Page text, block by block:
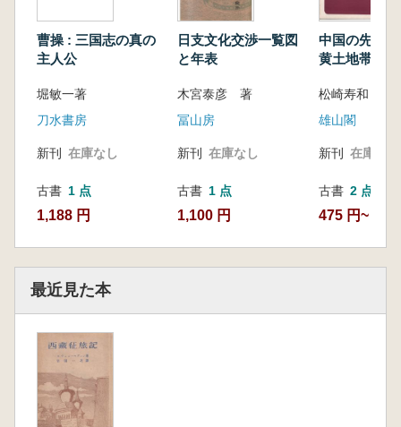
曹操 : 三国志の真の
主人公
堀敏一著
刀水書房
新刊 在庫なし
古書 1 点
1,188 円
日支文化交渉一覧図
と年表
木宮泰彦 著
冨山房
新刊 在庫なし
古書 1 点
1,100 円
中国の先史
黄土地帯
松崎寿和 著
雄山閣
新刊 在庫なし
古書 2 点
475 円~
最近見た本